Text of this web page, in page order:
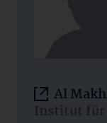
Al
Institut für